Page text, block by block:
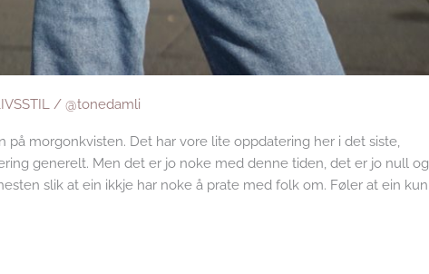
/@tonedamli
på morgonkvisten. Det har vore lite oppdatering her i det siste,
generelt. Men det er jo noke med denne tiden, det er jo null og
slik at ein ikkje har noke å prate med folk om. Føler at ein kun